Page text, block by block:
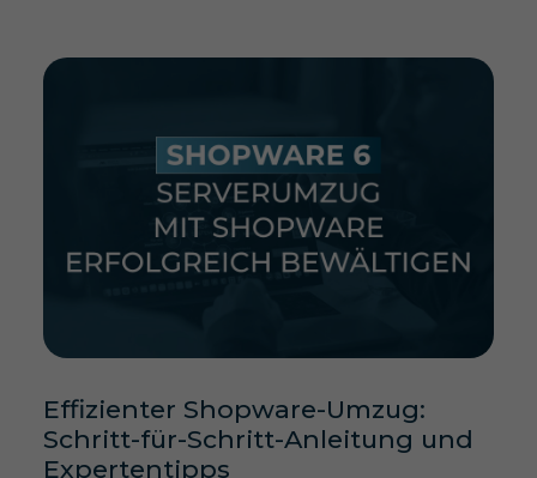
Effizienter Shopware-Umzug:
Schritt-für-Schritt-Anleitung und
Expertentipps